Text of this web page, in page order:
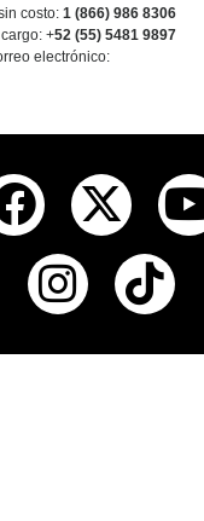
costo: 1 (866) 986 8306
: +52 (55) 5481 9897
electrónico: